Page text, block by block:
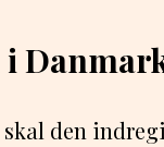
den